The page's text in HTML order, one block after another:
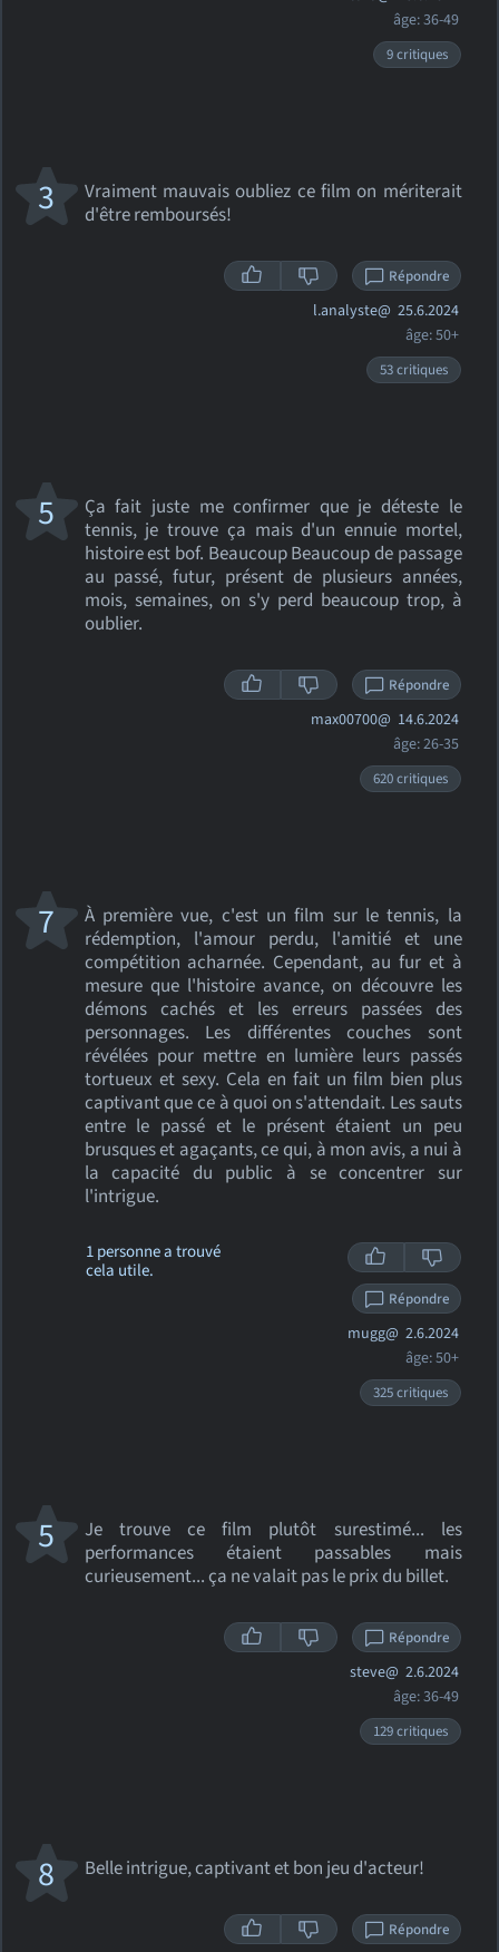
âge: 36-49
9 critiques
Vraiment mauvais oubliez ce film on mériterait
d'être remboursés!
3
Répondre
l.analyste@ 25.6.2024
âge: 50+
53 critiques
Ça fait juste me confirmer que je déteste le
tennis, je trouve ça mais d'un ennuie mortel,
histoire est bof. Beaucoup Beaucoup de passage
au passé, futur, présent de plusieurs années,
mois, semaines, on s'y perd beaucoup trop, à
oublier.
5
Répondre
max00700@ 14.6.2024
âge: 26-35
620 critiques
À première vue, c'est un film sur le tennis, la
rédemption, l'amour perdu, l'amitié et une
compétition acharnée. Cependant, au fur et à
mesure que l'histoire avance, on découvre les
démons cachés et les erreurs passées des
personnages. Les différentes couches sont
révélées pour mettre en lumière leurs passés
tortueux et sexy. Cela en fait un film bien plus
captivant que ce à quoi on s'attendait. Les sauts
entre le passé et le présent étaient un peu
brusques et agaçants, ce qui, à mon avis, a nui à
la capacité du public à se concentrer sur
l'intrigue.
7
1 personne a trouvé
cela utile.
Répondre
mugg@ 2.6.2024
âge: 50+
325 critiques
Je trouve ce film plutôt surestimé... les
performances étaient passables mais
curieusement... ça ne valait pas le prix du billet.
5
Répondre
steve@ 2.6.2024
âge: 36-49
129 critiques
Belle intrigue, captivant et bon jeu d'acteur!
8
Répondre